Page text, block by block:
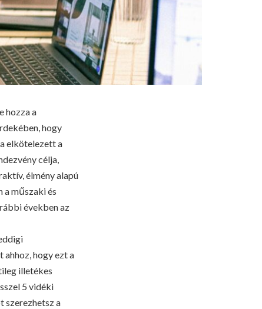
hozza a
hogy
elkötelezett a
célja,
élmény alapú
műszaki és
években az
hogy ezt a
illetékes
5 vidéki
szerezhetsz a